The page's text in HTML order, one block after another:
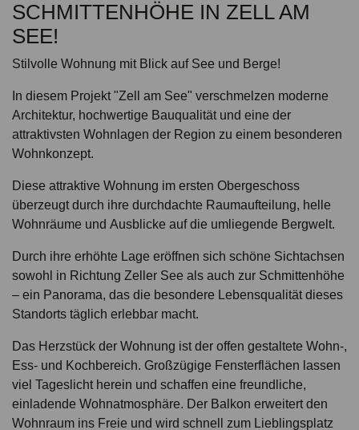
SCHMITTENHÖHE IN ZELL AM
SEE!
Stilvolle Wohnung mit Blick auf See und Berge!
In diesem Projekt "Zell am See" verschmelzen moderne
Architektur, hochwertige Bauqualität und eine der
attraktivsten Wohnlagen der Region zu einem besonderen
Wohnkonzept.
Diese attraktive Wohnung im ersten Obergeschoss
überzeugt durch ihre durchdachte Raumaufteilung, helle
Wohnräume und Ausblicke auf die umliegende Bergwelt.
Durch ihre erhöhte Lage eröffnen sich schöne Sichtachsen
sowohl in Richtung Zeller See als auch zur Schmittenhöhe
– ein Panorama, das die besondere Lebensqualität dieses
Standorts täglich erlebbar macht.
Das Herzstück der Wohnung ist der offen gestaltete Wohn-,
Ess- und Kochbereich. Großzügige Fensterflächen lassen
viel Tageslicht herein und schaffen eine freundliche,
einladende Wohnatmosphäre. Der Balkon erweitert den
Wohnraum ins Freie und wird schnell zum Lieblingsplatz